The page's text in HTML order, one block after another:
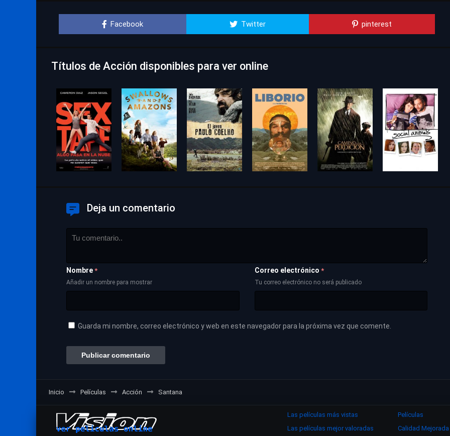
Facebook Twitter pinterest
Títulos de Acción disponibles para ver online
Deja un comentario
Nombre *
Añadir un nombre para mostrar
Correo electrónico *
Tu correo electrónico no será publicado
Guarda mi nombre, correo electrónico y web en este navegador para la próxima vez que comente.
Inicio Películas Acción Santana
Las películas más vistas
Las películas mejor valoradas
Películas
Calidad Mejorada